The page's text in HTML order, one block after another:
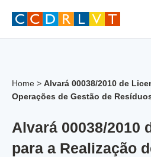
Home > Alvará 00038/2010 de
Operações de Gestão de
Alvará 00038/2010
para a Realização